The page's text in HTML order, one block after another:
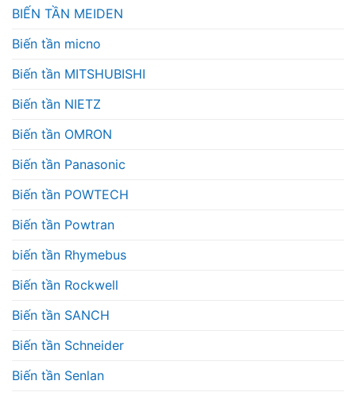
BIẾN TẦN MEIDEN
Biến tần micno
Biến tần MITSHUBISHI
Biến tần NIETZ
Biến tần OMRON
Biến tần Panasonic
Biến tần POWTECH
Biến tần Powtran
biến tần Rhymebus
Biến tần Rockwell
Biến tần SANCH
Biến tần Schneider
Biến tần Senlan